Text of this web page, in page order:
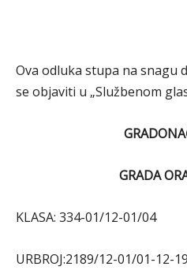
Ova odluka stupa na snagu
se objaviti u „Službenom
GRADA
KLASA: 334-01/12-01/04
URBROJ:2189/12-01/01-12-